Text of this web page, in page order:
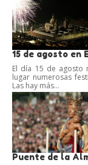
15 de agosto en
El día 15 de agosto
lugar numerosas
Las hay más...
Puente de la